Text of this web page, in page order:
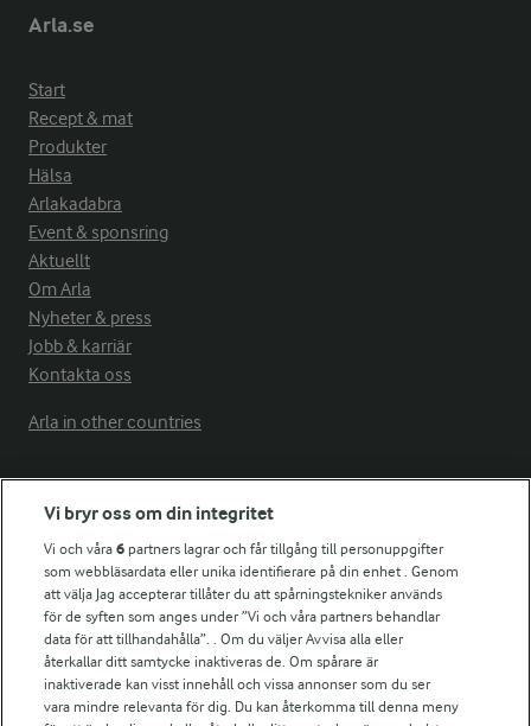
Arla.se
Start
Recept & mat
Produkter
Hälsa
Arlakadabra
Event & sponsring
Aktuellt
Om Arla
Nyheter & press
Jobb & karriär
Kontakta oss
Arla in other countries
Fler Arlasajter
För ägare
Arlas kundportal
Arla.com
Falbygdens Ost
Arla webbshop
Bildbank
Vi bryr oss om din integritet
Vi och våra6 partners lagrar och får tillgång till personuppgifter
som webbläsardata eller unika identifierare på din enhet . Genom
att välja Jag accepterar tillåter du att spårningstekniker används
för de syften som anges under ”Vi och våra partners behandlar
data för att tillhandahålla”. . Om du väljer Avvisa alla eller
återkallar ditt samtycke inaktiveras de. Om spårare är
inaktiverade kan visst innehåll och vissa annonser som du ser
vara mindre relevanta för dig. Du kan återkomma till denna meny